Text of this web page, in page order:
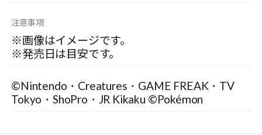
注意事項
※画像はイメージです。
※発売日は目安です。
©Nintendo・Creatures・GAME FREAK・TV
Tokyo・ShoPro・JR Kikaku ©Pokémon